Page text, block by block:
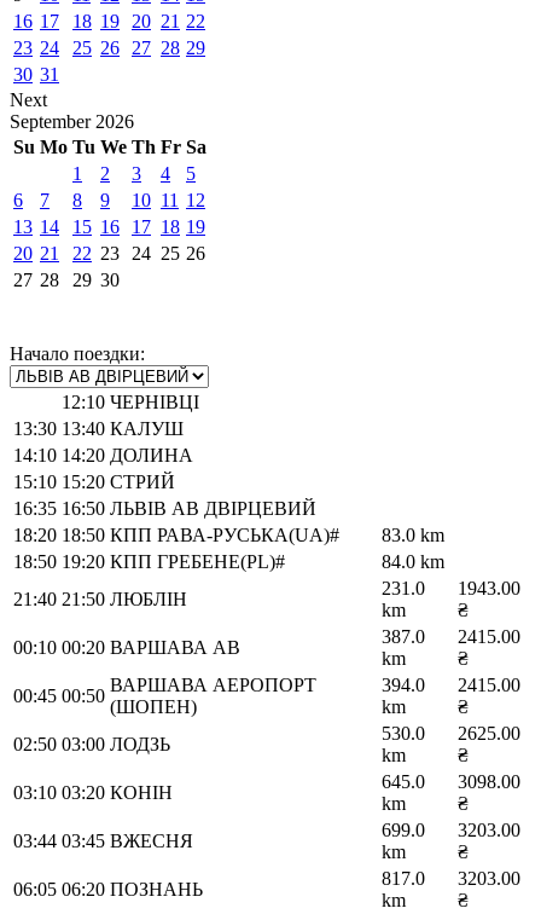
16 17 18 19 20 21 22
23 24 25 26 27 28 29
30 31
Next
September 2026
Su Mo Tu We Th Fr Sa
1
2 3 4
5
6
7 8 9 10 11 12
13 14 15 16 17 18 19
20 21 22 23 24 25 26
27 28 29 30
Начало поездки:
12:10 ЧЕРНІВЦІ
13:30 13:40 КАЛУШ
14:10 14:20 ДОЛИНА
15:10 15:20 СТРИЙ
16:35 16:50 ЛЬВІВ АВ ДВІРЦЕВИЙ
18:20 18:50 КПП РАВА-РУСЬКА(UA)#
83.0 km
18:50 19:20 КПП ГРЕБЕНЕ(PL)#
84.0 km
21:40 21:50 ЛЮБЛІН
231.0
km
1943.00
₴
00:10 00:20 ВАРШАВА АВ
387.0
km
2415.00
₴
00:45 00:50
ВАРШАВА АЕРОПОРТ
(ШОПЕН)
394.0
km
2415.00
₴
02:50 03:00 ЛОДЗЬ
530.0
km
2625.00
₴
03:10 03:20 КОНІН
645.0
km
3098.00
₴
03:44 03:45 ВЖЕСНЯ
699.0
km
3203.00
₴
06:05 06:20 ПОЗНАНЬ
817.0
km
3203.00
₴